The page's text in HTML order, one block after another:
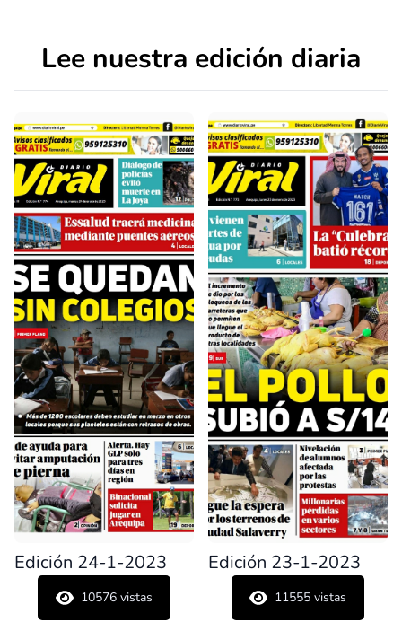
Lee nuestra edición diaria
Edición 24-1-2023
10576 vistas
Edición 23-1-2023
11555 vistas